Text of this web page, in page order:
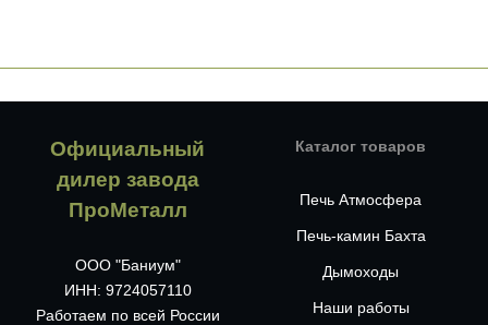
Официальный
дилер завода
ПроМеталл
ООО "Баниум"
ИНН: 9724057110
Работаем по всей России
Каталог товаров
Печь Атмосфера
Печь-камин Бахта
Дымоходы
Наши работы